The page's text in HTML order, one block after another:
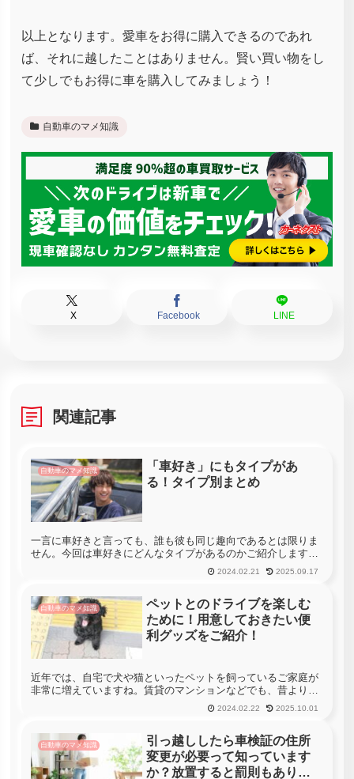
以上となります。愛車をお得に購入できるのであれ
ば、それに越したことはありません。賢い買い物をし
て少しでもお得に車を購入してみましょう！
自動車のマメ知識
X Facebook LINE
関連記事
自動車のマメ知識
「車好き」にもタイプがあ
る！タイプ別まとめ
一言に車好きと言っても、誰も彼も同じ趣向であるとは限りま
せん。今回は車好きにどんなタイプがあるのかご紹介します。
オタク・マニアは皆同じではない車好きに限らず、何かしらの
物・ジャンルを好み、熱狂する人の事をマニアやオタクと称し
2024.02.21 2025.09.17
自動車のマメ知識
ペットとのドライブを楽しむ
ために！用意しておきたい便
利グッズをご紹介！
近年では、自宅で犬や猫といったペットを飼っているご家庭が
非常に増えていますね。賃貸のマンションなどでも、昔より
『ペット可』の物件が増えており、一人暮らしの方でも普通に
ペットを飼っている方をよく見ます。また、最近では筆者の子
2024.02.22 2025.10.01
自動車のマメ知識
引っ越ししたら車検証の住所
変更が必要って知っています
か？放置すると罰則もありま